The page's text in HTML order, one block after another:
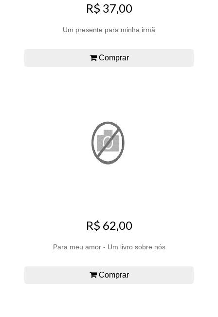
R$ 37,00
Um presente para minha irmã
Comprar
R$ 62,00
Para meu amor - Um livro sobre nós
Comprar